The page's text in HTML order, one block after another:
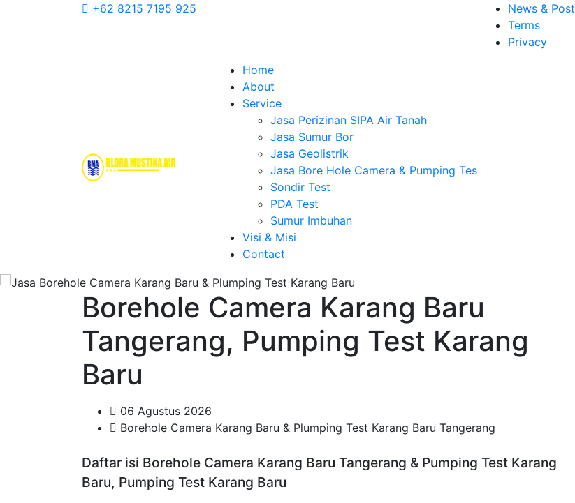
+62 8215 7195 925
News & Post
Terms
Privacy
Home
About
Service
Jasa Perizinan SIPA Air Tanah
Jasa Sumur Bor
Jasa Geolistrik
Jasa Bore Hole Camera & Pumping Tes
Sondir Test
PDA Test
Sumur Imbuhan
Visi & Misi
Contact
Borehole Camera Karang Baru
Tangerang, Pumping Test Karang
Baru
06 Agustus 2026
Borehole Camera Karang Baru & Plumping Test Karang Baru Tangerang
Daftar isi Borehole Camera Karang Baru Tangerang & Pumping Test Karang
Baru, Pumping Test Karang Baru